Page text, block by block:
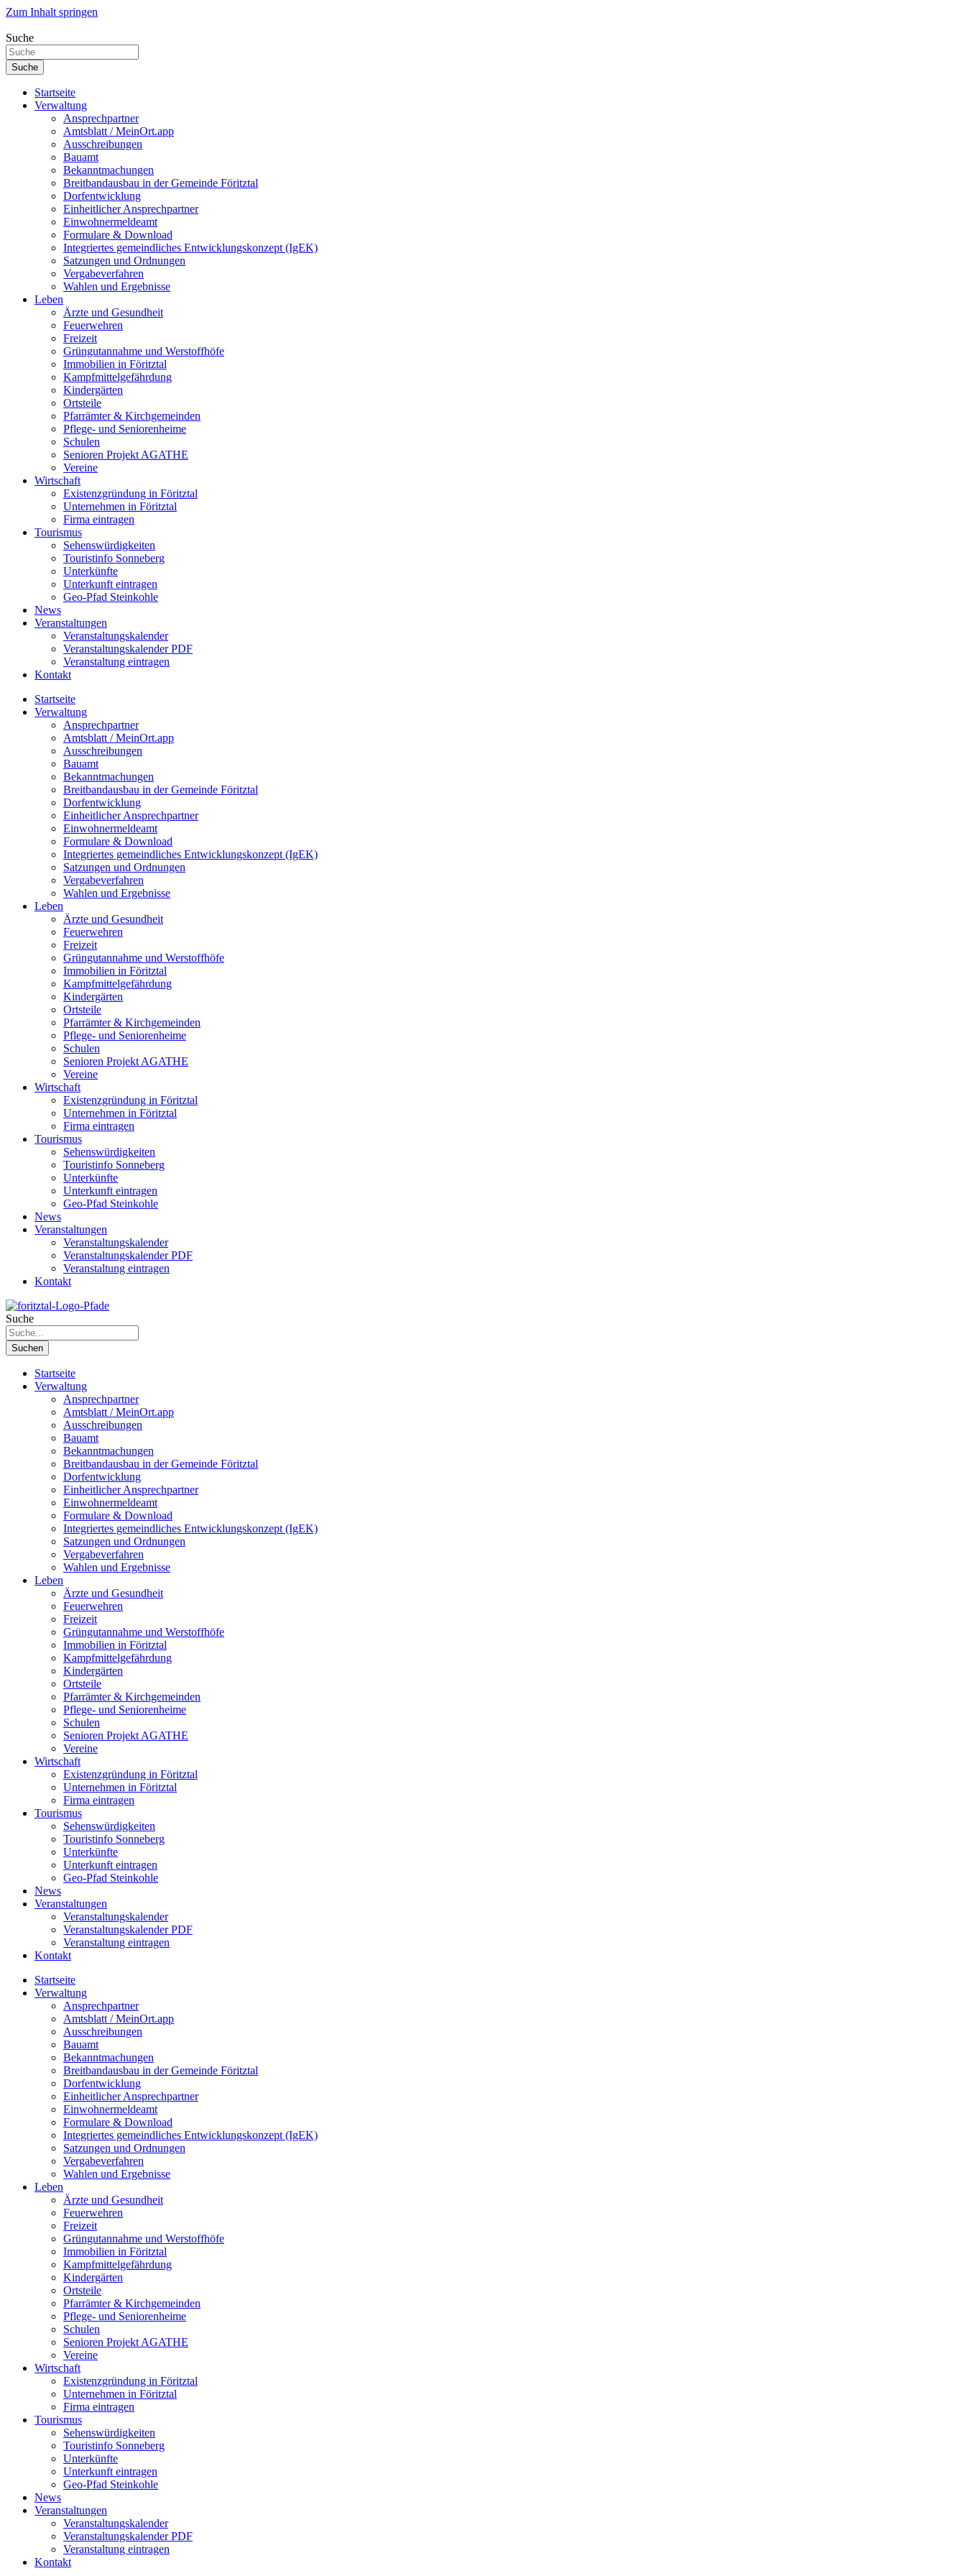
Zum Inhalt springen
Suche
Suche
Startseite
Verwaltung
Ansprechpartner
Amtsblatt / MeinOrt.app
Ausschreibungen
Bauamt
Bekanntmachungen
Breitbandausbau in der Gemeinde Föritztal
Dorfentwicklung
Einheitlicher Ansprechpartner
Einwohnermeldeamt
Formulare & Download
Integriertes gemeindliches Entwicklungskonzept (IgEK)
Satzungen und Ordnungen
Vergabeverfahren
Wahlen und Ergebnisse
Leben
Ärzte und Gesundheit
Feuerwehren
Freizeit
Grüngutannahme und Werstoffhöfe
Immobilien in Föritztal
Kampfmittelgefährdung
Kindergärten
Ortsteile
Pfarrämter & Kirchgemeinden
Pflege- und Seniorenheime
Schulen
Senioren Projekt AGATHE
Vereine
Wirtschaft
Existenzgründung in Föritztal
Unternehmen in Föritztal
Firma eintragen
Tourismus
Sehenswürdigkeiten
Touristinfo Sonneberg
Unterkünfte
Unterkunft eintragen
Geo-Pfad Steinkohle
News
Veranstaltungen
Veranstaltungskalender
Veranstaltungskalender PDF
Veranstaltung eintragen
Kontakt
Startseite
Verwaltung
Ansprechpartner
Amtsblatt / MeinOrt.app
Ausschreibungen
Bauamt
Bekanntmachungen
Breitbandausbau in der Gemeinde Föritztal
Dorfentwicklung
Einheitlicher Ansprechpartner
Einwohnermeldeamt
Formulare & Download
Integriertes gemeindliches Entwicklungskonzept (IgEK)
Satzungen und Ordnungen
Vergabeverfahren
Wahlen und Ergebnisse
Leben
Ärzte und Gesundheit
Feuerwehren
Freizeit
Grüngutannahme und Werstoffhöfe
Immobilien in Föritztal
Kampfmittelgefährdung
Kindergärten
Ortsteile
Pfarrämter & Kirchgemeinden
Pflege- und Seniorenheime
Schulen
Senioren Projekt AGATHE
Vereine
Wirtschaft
Existenzgründung in Föritztal
Unternehmen in Föritztal
Firma eintragen
Tourismus
Sehenswürdigkeiten
Touristinfo Sonneberg
Unterkünfte
Unterkunft eintragen
Geo-Pfad Steinkohle
News
Veranstaltungen
Veranstaltungskalender
Veranstaltungskalender PDF
Veranstaltung eintragen
Kontakt
Suche
Suchen
Startseite
Verwaltung
Ansprechpartner
Amtsblatt / MeinOrt.app
Ausschreibungen
Bauamt
Bekanntmachungen
Breitbandausbau in der Gemeinde Föritztal
Dorfentwicklung
Einheitlicher Ansprechpartner
Einwohnermeldeamt
Formulare & Download
Integriertes gemeindliches Entwicklungskonzept (IgEK)
Satzungen und Ordnungen
Vergabeverfahren
Wahlen und Ergebnisse
Leben
Ärzte und Gesundheit
Feuerwehren
Freizeit
Grüngutannahme und Werstoffhöfe
Immobilien in Föritztal
Kampfmittelgefährdung
Kindergärten
Ortsteile
Pfarrämter & Kirchgemeinden
Pflege- und Seniorenheime
Schulen
Senioren Projekt AGATHE
Vereine
Wirtschaft
Existenzgründung in Föritztal
Unternehmen in Föritztal
Firma eintragen
Tourismus
Sehenswürdigkeiten
Touristinfo Sonneberg
Unterkünfte
Unterkunft eintragen
Geo-Pfad Steinkohle
News
Veranstaltungen
Veranstaltungskalender
Veranstaltungskalender PDF
Veranstaltung eintragen
Kontakt
Startseite
Verwaltung
Ansprechpartner
Amtsblatt / MeinOrt.app
Ausschreibungen
Bauamt
Bekanntmachungen
Breitbandausbau in der Gemeinde Föritztal
Dorfentwicklung
Einheitlicher Ansprechpartner
Einwohnermeldeamt
Formulare & Download
Integriertes gemeindliches Entwicklungskonzept (IgEK)
Satzungen und Ordnungen
Vergabeverfahren
Wahlen und Ergebnisse
Leben
Ärzte und Gesundheit
Feuerwehren
Freizeit
Grüngutannahme und Werstoffhöfe
Immobilien in Föritztal
Kampfmittelgefährdung
Kindergärten
Ortsteile
Pfarrämter & Kirchgemeinden
Pflege- und Seniorenheime
Schulen
Senioren Projekt AGATHE
Vereine
Wirtschaft
Existenzgründung in Föritztal
Unternehmen in Föritztal
Firma eintragen
Tourismus
Sehenswürdigkeiten
Touristinfo Sonneberg
Unterkünfte
Unterkunft eintragen
Geo-Pfad Steinkohle
News
Veranstaltungen
Veranstaltungskalender
Veranstaltungskalender PDF
Veranstaltung eintragen
Kontakt